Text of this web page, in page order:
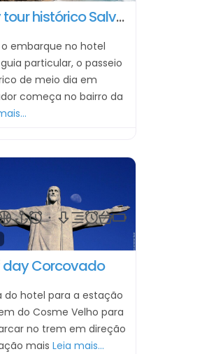
City tour histórico Salvador – Meio Dia
o embarque no hotel
particular, o passeio
de meio dia em
começa no bairro da
como Favorito
day Corcovado
do hotel para a estação
do Cosme Velho para
no trem em direção
mais Leia mais…